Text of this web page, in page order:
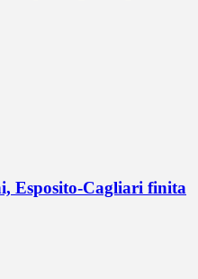
Esposito-Cagliari finita